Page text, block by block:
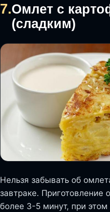
7.Омлет с
(сладким)
Нельзя забывать об
завтраке. Приготовление
более 3-5 минут, при